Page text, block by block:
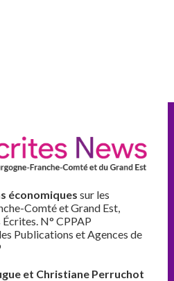
économiques sur les
Comté et Grand Est,
N° CPPAP
Publications et Agences de
et Christiane Perruchot